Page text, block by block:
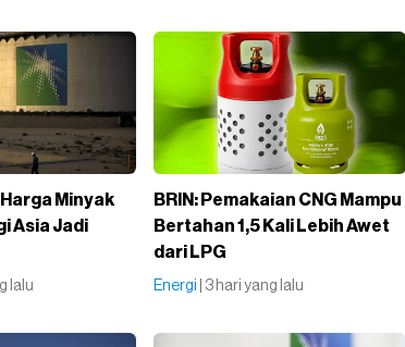
Minyak
Asia Jadi
lalu
BRIN: Pemakaian CNG Mampu
Bertahan 1,5 Kali Lebih Awet
dari LPG
Energi | 3 hari yang lalu